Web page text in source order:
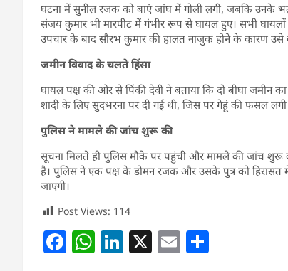
घटना में सुनील रजक को बाएं जांघ में गोली लगी, जबकि उनके
संजय कुमार भी मारपीट में गंभीर रूप से घायल हुए। सभी घायलों
उपचार के बाद सौरभ कुमार की हालत नाजुक होने के कारण उसे
जमीन विवाद के चलते हिंसा
घायल पक्ष की ओर से पिंकी देवी ने बताया कि दो बीघा जमीन
शादी के लिए सुदभरना पर दी गई थी, जिस पर गेहूं की फसल
पुलिस ने मामले की जांच शुरू की
सूचना मिलते ही पुलिस मौके पर पहुंची और मामले की जांच शुरू
है। पुलिस ने एक पक्ष के डोमन रजक और उसके पुत्र को
जाएगी।
Post Views: 114
F W Li X E